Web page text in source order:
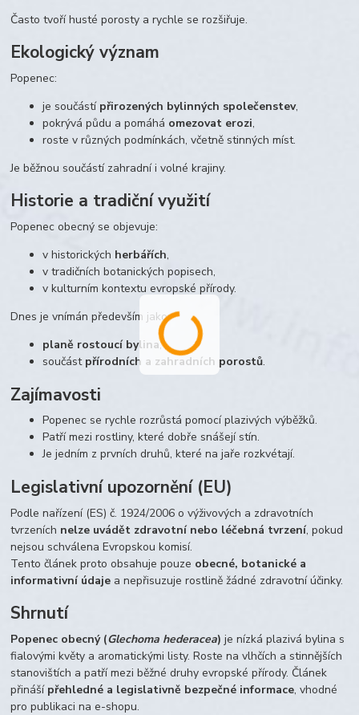
Často tvoří husté porosty a rychle se rozšiřuje.
Ekologický význam
Popenec:
je součástí přirozených bylinných společenstev,
pokrývá půdu a pomáhá omezovat erozi,
roste v různých podmínkách, včetně stinných míst.
Je běžnou součástí zahradní i volné krajiny.
Historie a tradiční využití
Popenec obecný se objevuje:
v historických herbářích,
v tradičních botanických popisech,
v kulturním kontextu evropské přírody.
Dnes je vnímán především jako:
planě rostoucí bylina,
součást přírodních a zahradních porostů.
Zajímavosti
Popenec se rychle rozrůstá pomocí plazivých výběžků.
Patří mezi rostliny, které dobře snášejí stín.
Je jedním z prvních druhů, které na jaře rozkvétají.
Legislativní upozornění (EU)
Podle nařízení (ES) č. 1924/2006 o výživových a zdravotních
tvrzeních nelze uvádět zdravotní nebo léčebná tvrzení, pokud
nejsou schválena Evropskou komisí.
Tento článek proto obsahuje pouze obecné, botanické a
informativní údaje a nepřisuzuje rostlině žádné zdravotní účinky.
Shrnutí
Popenec obecný (Glechoma hederacea) je nízká plazivá bylina s
fialovými květy a aromatickými listy. Roste na vlhčích a stinnějších
stanovištích a patří mezi běžné druhy evropské přírody. Článek
přináší přehledné a legislativně bezpečné informace, vhodné
pro publikaci na e-shopu.